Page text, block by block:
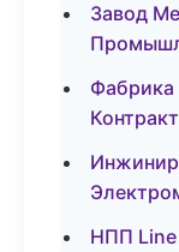
Завод
Фабрика
НПП